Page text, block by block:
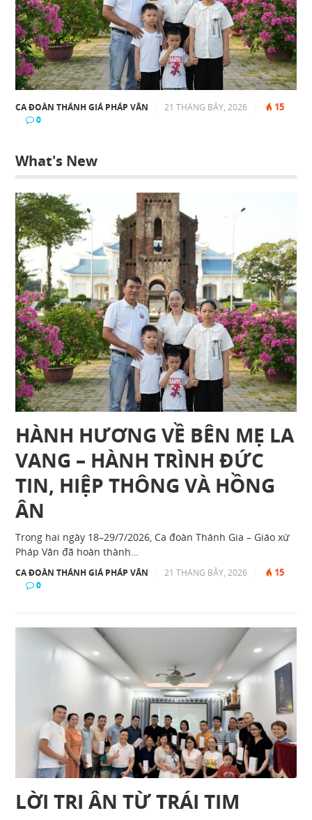
CA ĐOÀN THÁNH GIÁ PHÁP VÂN 21 THÁNG BẢY, 2026 15
0
What's New
HÀNH HƯƠNG VỀ BÊN MẸ LA
VANG – HÀNH TRÌNH ĐỨC
TIN, HIỆP THÔNG VÀ HỒNG
ÂN
Trong hai ngày 18–29/7/2026, Ca đoàn Thánh Gia – Giáo xứ
Pháp Vân đã hoàn thành…
CA ĐOÀN THÁNH GIÁ PHÁP VÂN 21 THÁNG BẢY, 2026 15
0
LỜI TRI ÂN TỪ TRÁI TIM